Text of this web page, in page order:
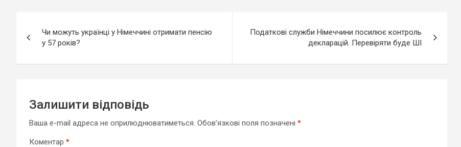
записів
Чи можуть українці у Німеччині отримати пенсію
у 57 років?
Податкові служби Німеччини посилює контроль
декларацій. Перевіряти буде ШІ
Залишити відповідь
Ваша e-mail адреса не оприлюднюватиметься. Обов’язкові поля позначені *
Коментар *